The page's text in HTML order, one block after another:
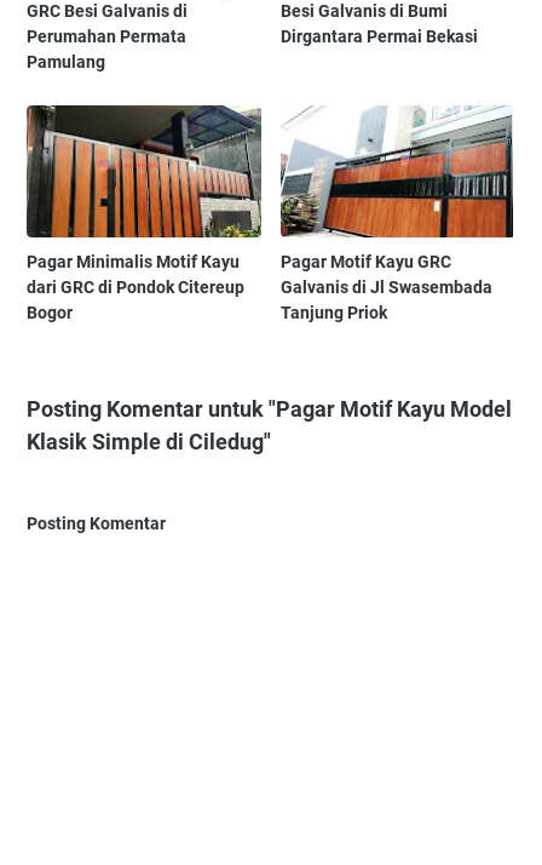
GRC Besi Galvanis di
Perumahan Permata
Pamulang
Besi Galvanis di Bumi
Dirgantara Permai Bekasi
Pagar Minimalis Motif Kayu
dari GRC di Pondok Citereup
Bogor
Pagar Motif Kayu GRC
Galvanis di Jl Swasembada
Tanjung Priok
Posting Komentar untuk "Pagar Motif Kayu Model
Klasik Simple di Ciledug"
Posting Komentar